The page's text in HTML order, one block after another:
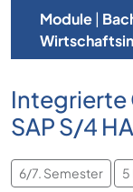
Module|
Integrierte
SAP S/4
6/7. Semester 5